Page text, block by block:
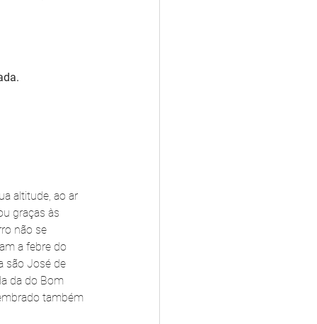
altitude, ao ar
graças às
não se
a febre do
são José de
da do Bom
também